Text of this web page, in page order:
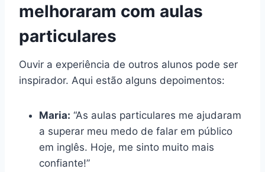
melhoraram com aulas
particulares
Ouvir a experiência de outros alunos pode ser
inspirador. Aqui estão alguns depoimentos:
Maria: “As aulas particulares me ajudaram
a superar meu medo de falar em público
em inglês. Hoje, me sinto muito mais
confiante!”